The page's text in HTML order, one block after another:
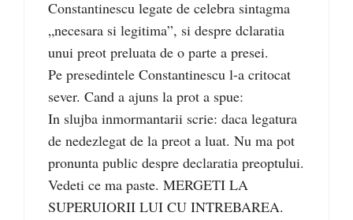
Constantinescu legate de celebra sintagma
„necesara si legitima”, si despre dclaratia
unui preot preluata de o parte a presei.
Pe presedintele Constantinescu l-a critocat
sever. Cand a ajuns la prot a spue:
In slujba inmormantarii scrie: daca legatura
de nedezlegat de la preot a luat. Nu ma pot
pronunta public despre declaratia preoptului.
Vedeti ce ma paste. MERGETI LA
SUPERUIORII LUI CU INTREBAREA.